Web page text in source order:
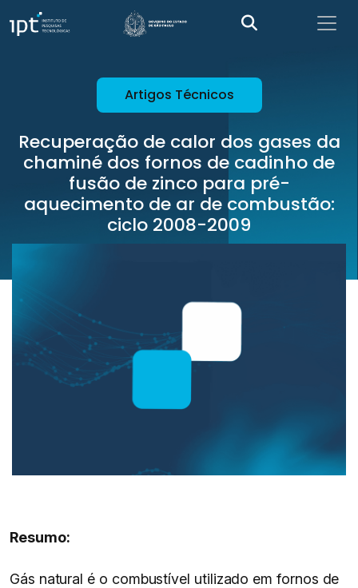
Artigos Técnicos
Recuperação de calor dos gases da
chaminé dos fornos de cadinho de
fusão de zinco para pré-
aquecimento de ar de combustão:
ciclo 2008-2009
Resumo:
Gás natural é o combustível utilizado em fornos de